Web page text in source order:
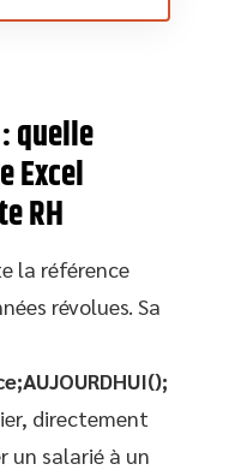
: quelle
Excel
RH
la référence
révolues. Sa
directement
un salarié à un